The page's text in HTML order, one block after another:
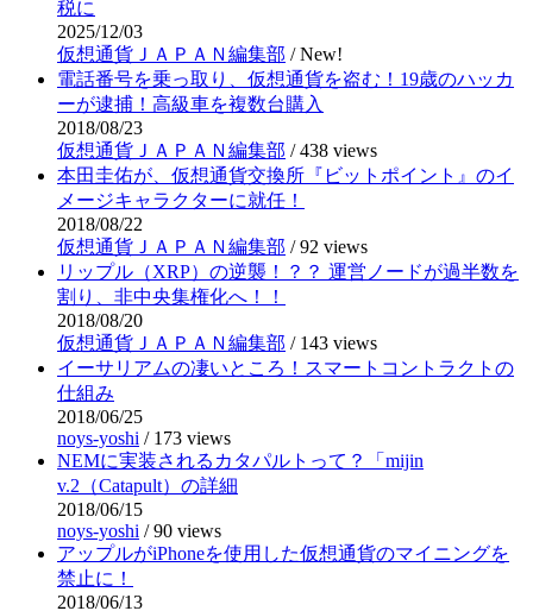
税に
2025/12/03
仮想通貨ＪＡＰＡＮ編集部 /New!
電話番号を乗っ取り、仮想通貨を盗む！19歳のハッカ
ーが逮捕！高級車を複数台購入
2018/08/23
仮想通貨ＪＡＰＡＮ編集部 /438 views
本田圭佑が、仮想通貨交換所『ビットポイント』のイ
メージキャラクターに就任！
2018/08/22
仮想通貨ＪＡＰＡＮ編集部 /92 views
リップル（XRP）の逆襲！？？ 運営ノードが過半数を
割り、非中央集権化へ！！
2018/08/20
仮想通貨ＪＡＰＡＮ編集部 / 143 views
イーサリアムの凄いところ！スマートコントラクトの
仕組み
2018/06/25
noys-yoshi / 173 views
NEMに実装されるカタパルトって？「mijin
v.2（Catapult）の詳細
2018/06/15
noys-yoshi /90 views
アップルがiPhoneを使用した仮想通貨のマイニングを
禁止に！
2018/06/13